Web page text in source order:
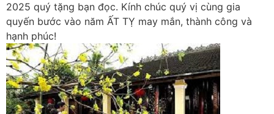
2025 quý tặng bạn đọc. Kính chúc quý vị cùng gia
quyến bước vào năm ẤT TỴ may mắn, thành công và
hạnh phúc!